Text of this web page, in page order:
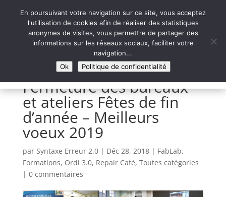
Syntaxe Erreur 2.0
LE NUMÉRIQUE SOLIDAIRE
Fermeture des bureaux
et ateliers Fêtes de fin
d’année – Meilleurs
voeux 2019
par Syntaxe Erreur 2.0| Déc 28, 2018| FabLab,
Formations, Ordi 3.0, Repair Café, Toutes catégories
| 0 commentaires
En poursuivant votre navigation sur ce site, vous acceptez
l'utilisation de cookies afin de réaliser des statistiques
anonymes de visites, vous permettre de partager des
informations sur les réseaux sociaux, faciliter votre
navigation...
Ok
Politique de confidentialité